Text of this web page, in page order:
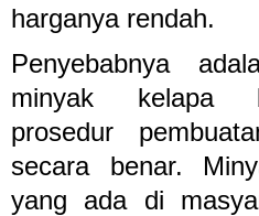
harganya rendah.
Penyebabnya
minyak kelapa
prosedur
secara benar.
yang ada di